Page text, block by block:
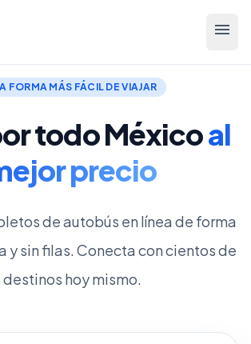
menu
FORMA MÁS FÁCIL DE VIAJAR
todo Méxicoal
precio
de autobús en línea de forma
y sin filas. Conecta con cientos de
destinos hoy mismo.